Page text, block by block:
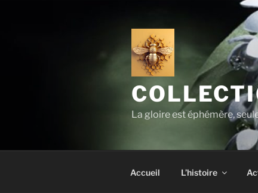
La gloire est éphémère,
Accueil L’histoire